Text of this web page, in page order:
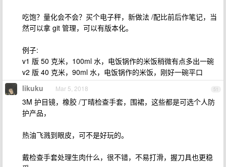
吃饱？量化会不会？买个电子秤，新做法 /配比前后作笔记，当
然可以拿 git 管理，可以有版本化。
例子:
v1 版 50 克米，100ml 水，电饭锅作的米饭稍微有点多出一碗
v2 版 40 克米，90ml 水，电饭锅作的米饭，刚好一碗平口
51
likuku Mar 5, 2018
3M 护目镜，橡胶 /丁晴检查手套，围裙，这些都是可选个人防
护产品，
热油飞溅到眼皮，可不是好玩的。
戴检查手套处理生肉什么，很不错，不易打滑，握刀具也更稳